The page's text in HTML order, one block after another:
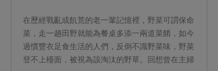
在歷經戰亂或飢荒的老一輩記憶裡，野菜可謂保命
菜，走一趟田野就能為餐桌多添一兩道菜餚，如今
過慣豐衣足食生活的人們，反倒不識野菜味，野菜
登不上檯面，被視為該淘汰的野草。回想曾在主婦